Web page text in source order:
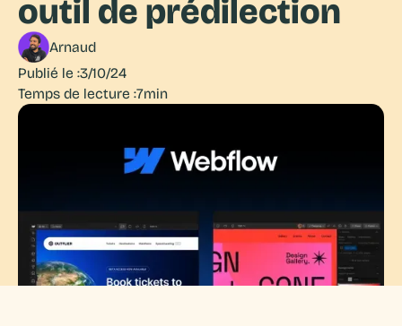
outil de prédilection
Arnaud
Publié le :3/10/24
Temps de lecture :7min